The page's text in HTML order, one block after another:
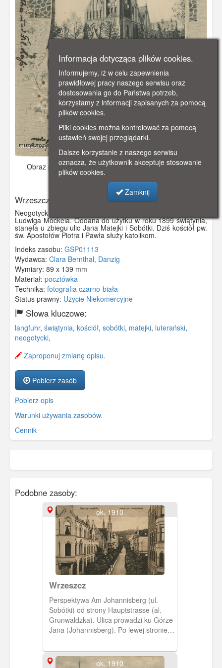
Obraz pochodzi zok. 1900 r.Dodano: 2019-10-31 17:08
Wrzeszcz
Neogotycki kościół luterański zaprojektowany przez Gotthilfa
Ludwiga Mockela. Oddana do użytku w roku 1899 świątynia,
stanęła u zbiegu ulic Jana Matejki i Sobótki. Dziś kościół pw.
św. Apostołów Piotra i Pawła służy katolikom.
Indeks zasobu: GSP01113
Wydawca: Clara Bernthal, Danzig
Wymiary: 89 x 139 mm
Materiał: pocztówka
Technika: fotografia czarno-biała
Status prawny: Użycie Niekomercyjne
Słowa kluczowe:
langfuhr, świątynia, kościół, sobótki, matejki, luterański,
neogotycki,
Zaproponuj zmianę opisu.
Pobierz zasób
Pobierz opis
Warunki używania zasobów.
Cennik
Podobne zasoby:
ok. 1910
Wrzeszcz
Perspektywa Am Johannisberg (ul.
Sobótki) od strony Hauptstrasse (al.
Grunwaldzka). Ulica prowadzi ku Górze
Jana (Johannisberg). Po lewej stronie
kościoła luterańskiego.
ok. 1910
Informacja dotycząca plików cookies.
Informujemy, iż w celu zapewnienia
prawidłowej pracy naszego serwisu oraz
dostosowania go do Państwa potrzeb,
korzystamy z informacji zapisanych za pomocą
plików cookies.
Pliki cookies można kontrolować za pomocą
ustawień swojej przeglądarki.
Dalsze korzystanie z naszego serwisu
oznacza, że użytkownik akceptuje stosowanie
plików cookies.
Zamknij